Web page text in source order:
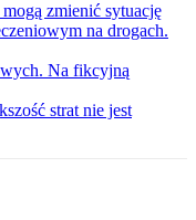
zmienić sytuację
na drogach.
Na fikcyjną
strat nie jest